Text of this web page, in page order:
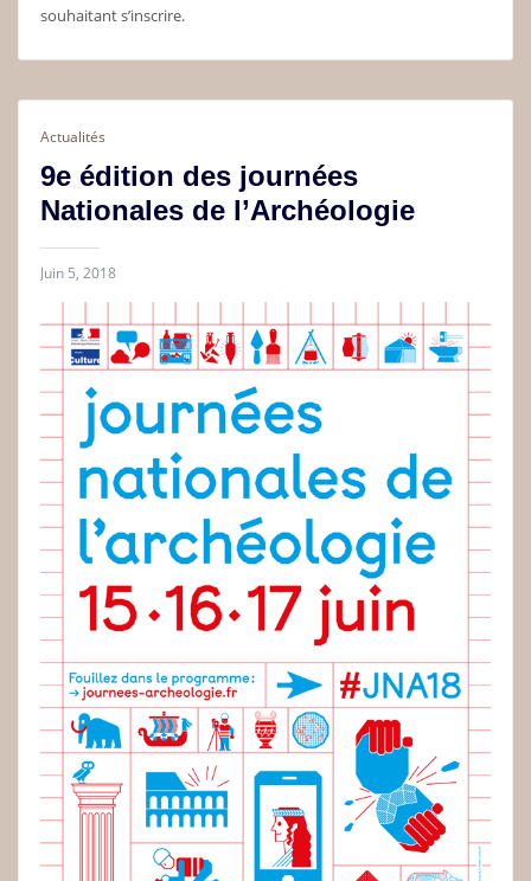
souhaitant s’inscrire.
Actualités
9e édition des journées
Nationales de l’Archéologie
Juin 5, 2018